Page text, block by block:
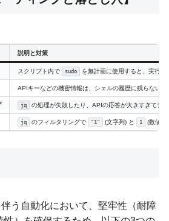
説明と対策
スクリプト内で sudo を無計画に使用すると、実行
APIキーなどの機密情報は、シェルの履歴に残らないよ
jq の処理が失敗したり、APIの応答が大きすぎてデ
jq のフィルタリングで "1" (文字列) と 1 (数値)
う自動化において、堅牢性（耐障